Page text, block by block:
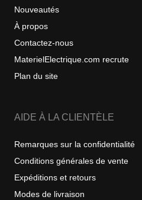
Nouveautés
À propos
Contactez-nous
MaterielElectrique.com recrute
Plan du site
AIDE À LA CLIENTÈLE
Remarques sur la confidentialité
Conditions générales de vente
Expéditions et retours
Modes de livraison